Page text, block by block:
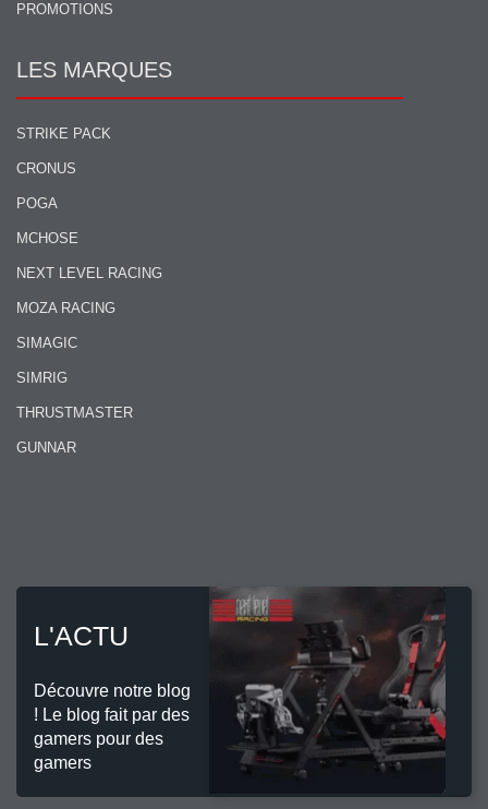
PROMOTIONS
LES MARQUES
STRIKE PACK
CRONUS
POGA
MCHOSE
NEXT LEVEL RACING
MOZA RACING
SIMAGIC
SIMRIG
THRUSTMASTER
GUNNAR
L'ACTU
Découvre notre blog
! Le blog fait par des
gamers pour des
gamers